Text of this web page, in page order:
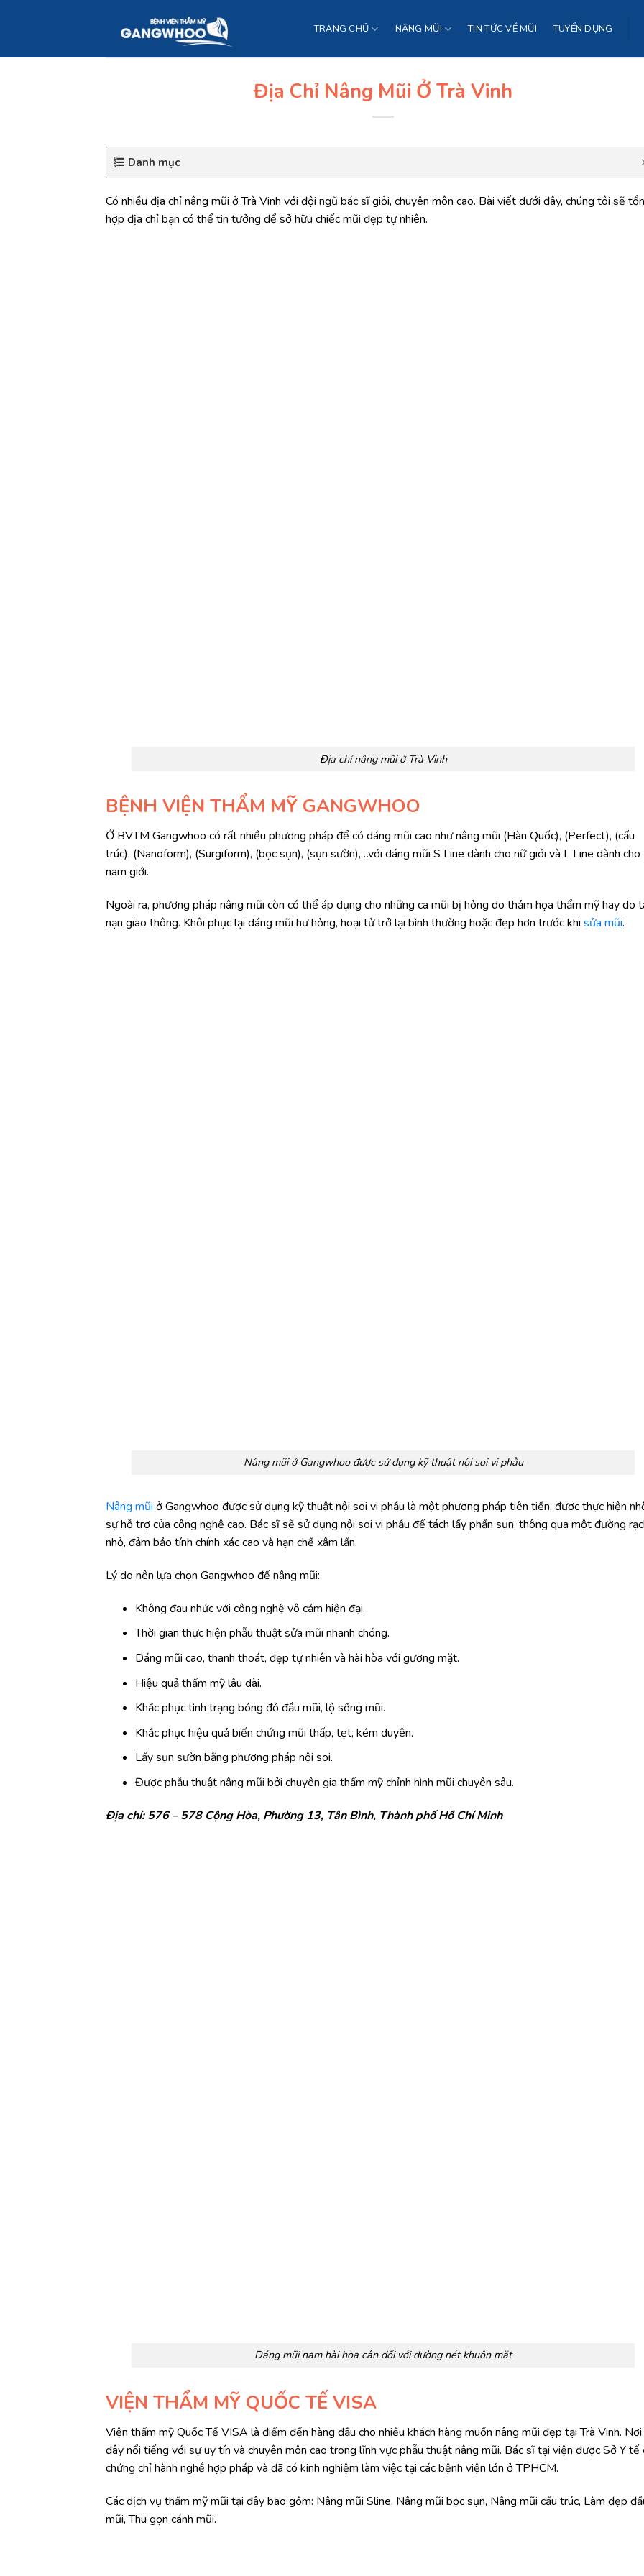
TRANG CHỦ NÂNG MŨI TIN TỨC VỀ MŨI TUYỂN DỤNG
Địa Chỉ Nâng Mũi Ở Trà Vinh
Danh mục
Có nhiều địa chỉ nâng mũi ở Trà Vinh với đội ngũ bác sĩ giỏi, chuyên môn cao. Bài viết dưới đây, chúng tôi sẽ
hợp địa chỉ bạn có thể tin tưởng để sở hữu chiếc mũi đẹp tự nhiên.
Địa chỉ nâng mũi ở Trà Vinh
BỆNH VIỆN THẨM MỸ GANGWHOO
Ở BVTM Gangwhoo có rất nhiều phương pháp để có dáng mũi cao như nâng mũi (Hàn Quốc), (Perfect), (cấu
trúc), (Nanoform), (Surgiform), (bọc sụn), (sụn sườn),…với dáng mũi S Line dành cho nữ giới và L Line dành cho
nam giới.
Ngoài ra, phương pháp nâng mũi còn có thể áp dụng cho những ca mũi bị hỏng do thảm họa thẩm mỹ hay do
nạn giao thông. Khôi phục lại dáng mũi hư hỏng, hoại tử trở lại bình thường hoặc đẹp hơn trước khi sửa mũi.
Nâng mũi ở Gangwhoo được sử dụng kỹ thuật nội soi vi phẫu
Nâng mũi ở Gangwhoo được sử dụng kỹ thuật nội soi vi phẫu là một phương pháp tiên tiến, được thực hiện
sự hỗ trợ của công nghệ cao. Bác sĩ sẽ sử dụng nội soi vi phẫu để tách lấy phần sụn, thông qua một đường
nhỏ, đảm bảo tính chính xác cao và hạn chế xâm lấn.
Lý do nên lựa chọn Gangwhoo để nâng mũi:
Không đau nhức với công nghệ vô cảm hiện đại.
Thời gian thực hiện phẫu thuật sửa mũi nhanh chóng.
Dáng mũi cao, thanh thoát, đẹp tự nhiên và hài hòa với gương mặt.
Hiệu quả thẩm mỹ lâu dài.
Khắc phục tình trạng bóng đỏ đầu mũi, lộ sống mũi.
Khắc phục hiệu quả biến chứng mũi thấp, tẹt, kém duyên.
Lấy sụn sườn bằng phương pháp nội soi.
Được phẫu thuật nâng mũi bởi chuyên gia thẩm mỹ chỉnh hình mũi chuyên sâu.
Địa chỉ: 576 – 578 Cộng Hòa, Phường 13, Tân Bình, Thành phố Hồ Chí Minh
Dáng mũi nam hài hòa cân đối với đường nét khuôn mặt
VIỆN THẨM MỸ QUỐC TẾ VISA
Viện thẩm mỹ Quốc Tế VISA là điểm đến hàng đầu cho nhiều khách hàng muốn nâng mũi đẹp tại Trà Vinh. Nơi
đây nổi tiếng với sự uy tín và chuyên môn cao trong lĩnh vực phẫu thuật nâng mũi. Bác sĩ tại viện được Sở Y tế
chứng chỉ hành nghề hợp pháp và đã có kinh nghiệm làm việc tại các bệnh viện lớn ở TPHCM.
Các dịch vụ thẩm mỹ mũi tại đây bao gồm: Nâng mũi Sline, Nâng mũi bọc sụn, Nâng mũi cấu trúc, Làm đẹp
mũi, Thu gọn cánh mũi.